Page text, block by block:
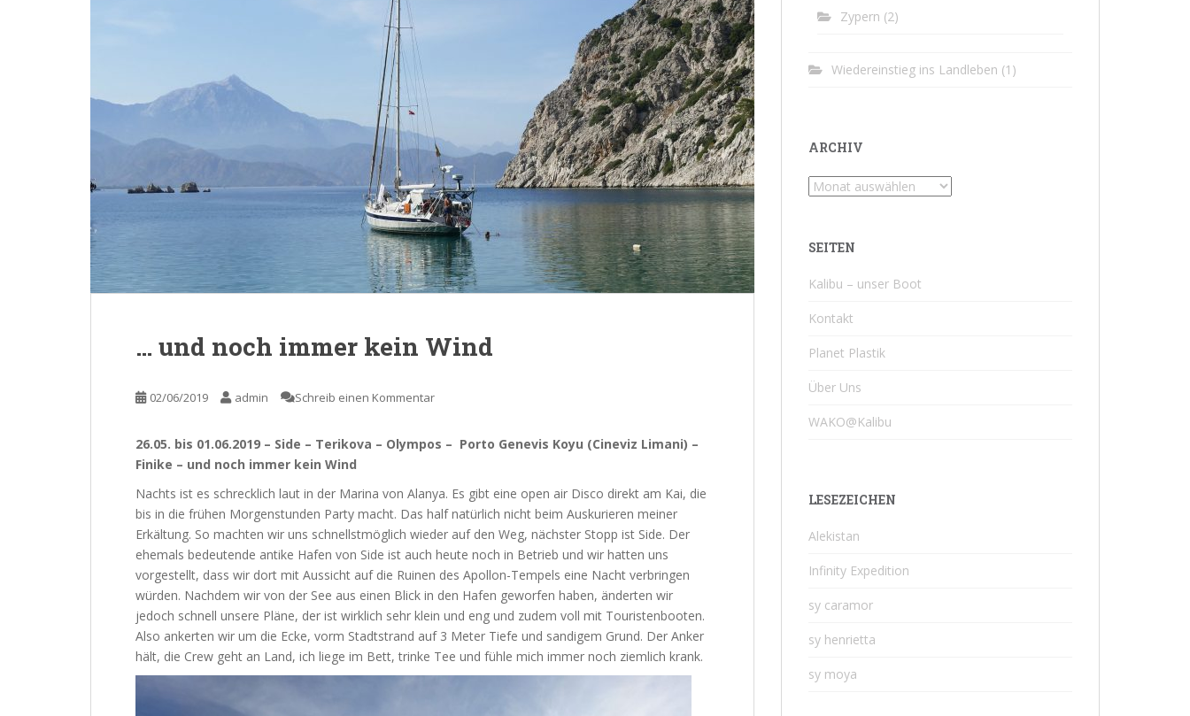
… und noch immer kein Wind
02/06/2019 admin Schreib einen Kommentar
26.05. bis 01.06.2019 – Side – Terikova – Olympos – Porto Genevis Koyu (Cineviz Limani) –
Finike – und noch immer kein Wind
Nachts ist es schrecklich laut in der Marina von Alanya. Es gibt eine open air Disco direkt am Kai, die
bis in die frühen Morgenstunden Party macht. Das half natürlich nicht beim Auskurieren meiner
Erkältung. So machten wir uns schnellstmöglich wieder auf den Weg, nächster Stopp ist Side. Der
ehemals bedeutende antike Hafen von Side ist auch heute noch in Betrieb und wir hatten uns
vorgestellt, dass wir dort mit Aussicht auf die Ruinen des Apollon-Tempels eine Nacht verbringen
würden. Nachdem wir von der See aus einen Blick in den Hafen geworfen haben, änderten wir
jedoch schnell unsere Pläne, der ist wirklich sehr klein und eng und zudem voll mit Touristenbooten.
Also ankerten wir um die Ecke, vorm Stadtstrand auf 3 Meter Tiefe und sandigem Grund. Der Anker
hält, die Crew geht an Land, ich liege im Bett, trinke Tee und fühle mich immer noch ziemlich krank.
Zypern (2)
Wiedereinstieg ins Landleben (1)
ARCHIV
Archiv
SEITEN
Kalibu – unser Boot
Kontakt
Planet Plastik
Über Uns
WAKO@Kalibu
LESEZEICHEN
Alekistan
Infinity Expedition
sy caramor
sy henrietta
sy moya